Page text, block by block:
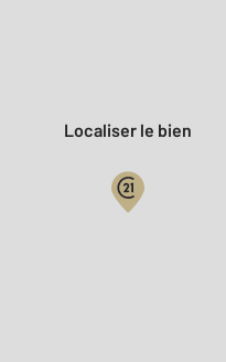
Localiser le bien